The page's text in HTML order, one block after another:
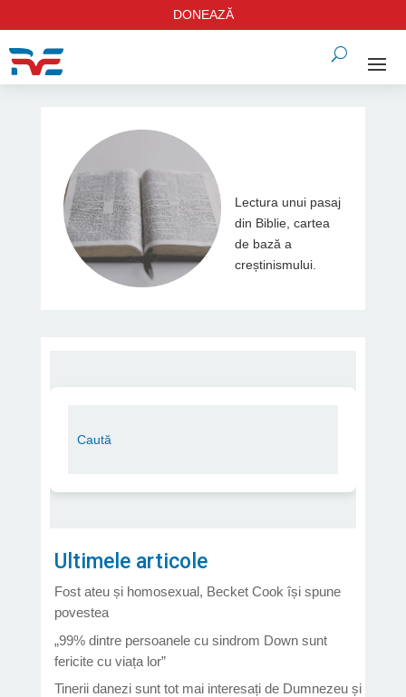
DONEAZĂ
Lectura unui pasaj
din Biblie, cartea
de bază a
creștinismului.
Ultimele articole
Fost ateu și homosexual, Becket Cook își spune
povestea
„99% dintre persoanele cu sindrom Down sunt
fericite cu viața lor”
Tinerii danezi sunt tot mai interesați de Dumnezeu și